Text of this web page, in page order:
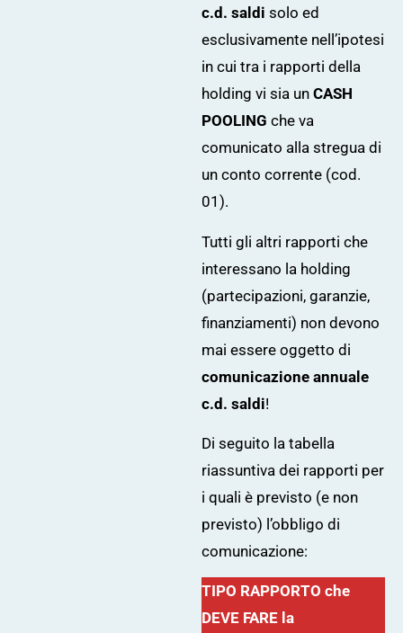
c.d. saldi solo ed
esclusivamente nell’ipotesi
in cui tra i rapporti della
holding vi sia un CASH
POOLING che va
comunicato alla stregua di
un conto corrente (cod.
01).
Tutti gli altri rapporti che
interessano la holding
(partecipazioni, garanzie,
finanziamenti) non devono
mai essere oggetto di
comunicazione annuale
c.d. saldi!
Di seguito la tabella
riassuntiva dei rapporti per
i quali è previsto (e non
previsto) l’obbligo di
comunicazione:
TIPO RAPPORTO che
DEVE FARE la